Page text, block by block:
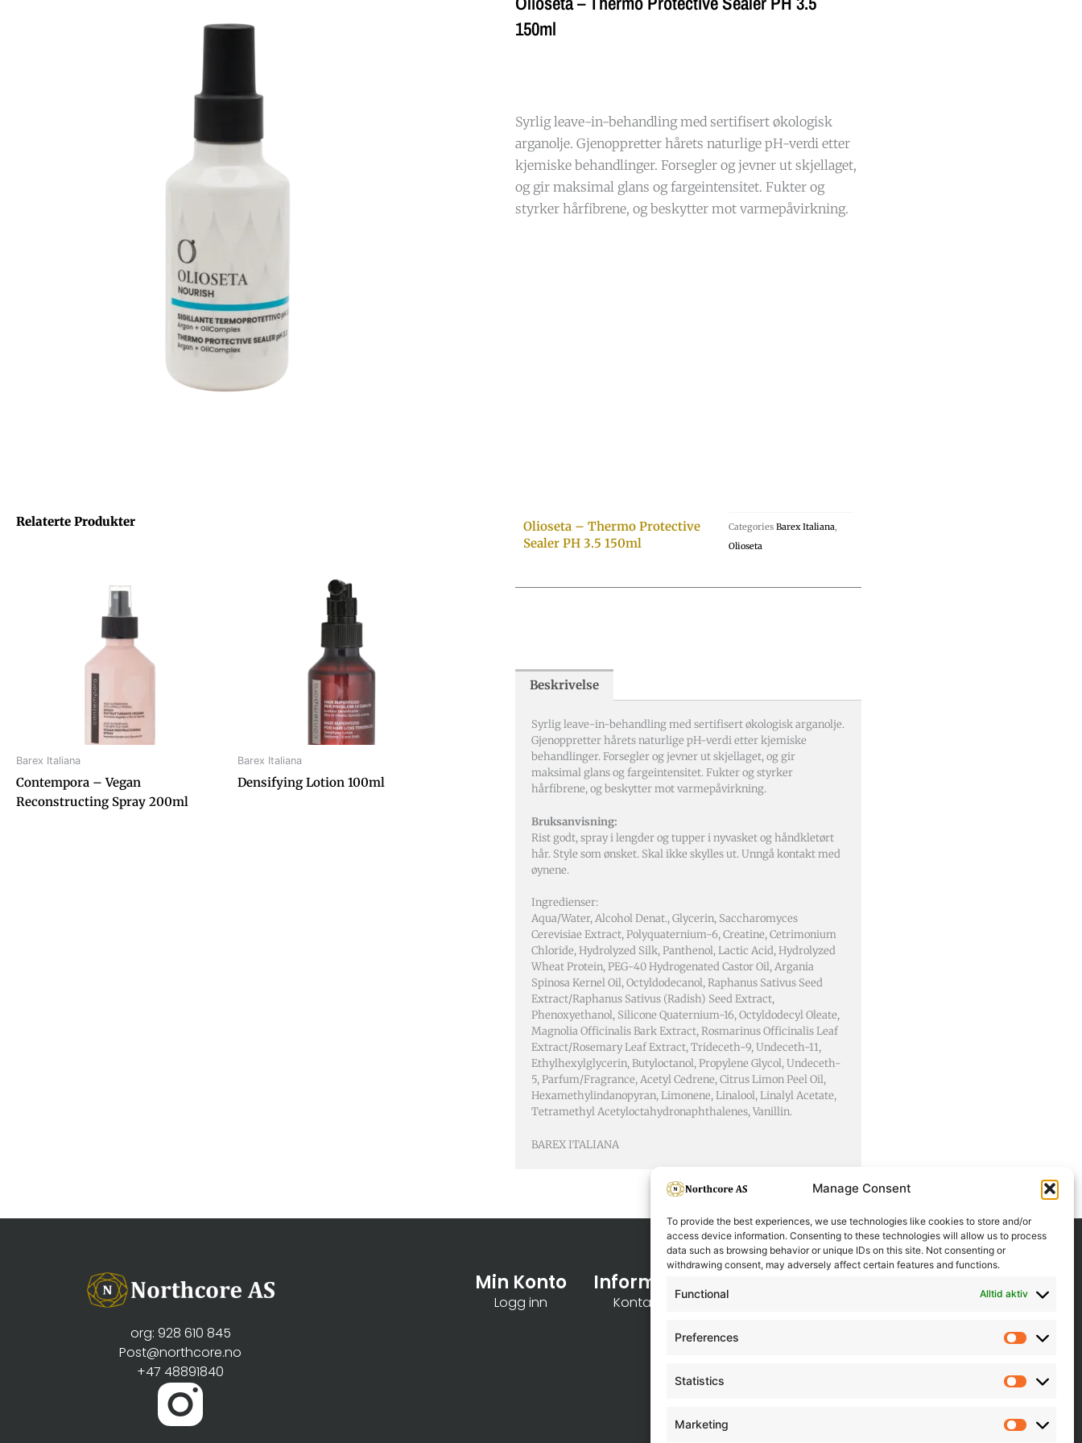
Manage Consent
To provide the best experiences, we use technologies like cookies to store and/or
access device information. Consenting to these technologies will allow us to process
data such as browsing behavior or unique IDs on this site. Not consenting or
withdrawing consent, may adversely affect certain features and functions.
Functional Alltid aktiv
Preferences
Statistics
Statistics
Marketing
150ml
Syrlig leave-in-behandling med sertifisert økologisk
arganolje. Gjenoppretter hårets naturlige pH-verdi etter
kjemiske behandlinger. Forsegler og jevner ut skjellaget,
og gir maksimal glans og fargeintensitet. Fukter og
styrker hårfibrene, og beskytter mot varmepåvirkning.
Relaterte Produkter
Barex Italiana
Contempora – Vegan
Reconstructing Spray 200ml
Barex Italiana
Densifying Lotion 100ml
Olioseta – Thermo Protective
Sealer PH 3.5 150ml
Categories Barex Italiana,
Olioseta
Beskrivelse
Syrlig leave-in-behandling med sertifisert økologisk arganolje.
Gjenoppretter hårets naturlige pH-verdi etter kjemiske
behandlinger. Forsegler og jevner ut skjellaget, og gir
maksimal glans og fargeintensitet. Fukter og styrker
hårfibrene, og beskytter mot varmepåvirkning.
Bruksanvisning:
Rist godt, spray i lengder og tupper i nyvasket og håndkletørt
hår. Style som ønsket. Skal ikke skylles ut. Unngå kontakt med
øynene.
Ingredienser:
Aqua/Water, Alcohol Denat., Glycerin, Saccharomyces
Cerevisiae Extract, Polyquaternium-6, Creatine, Cetrimonium
Chloride, Hydrolyzed Silk, Panthenol, Lactic Acid, Hydrolyzed
Wheat Protein, PEG-40 Hydrogenated Castor Oil, Argania
Spinosa Kernel Oil, Octyldodecanol, Raphanus Sativus Seed
Extract/Raphanus Sativus (Radish) Seed Extract,
Phenoxyethanol, Silicone Quaternium-16, Octyldodecyl Oleate,
Magnolia Officinalis Bark Extract, Rosmarinus Officinalis Leaf
Extract/Rosemary Leaf Extract, Trideceth-9, Undeceth-11,
Ethylhexylglycerin, Butyloctanol, Propylene Glycol, Undeceth-
5, Parfum/Fragrance, Acetyl Cedrene, Citrus Limon Peel Oil,
Hexamethylindanopyran, Limonene, Linalool, Linalyl Acetate,
Tetramethyl Acetyloctahydronaphthalenes, Vanillin.
BAREX ITALIANA
org: 928 610 845
Post@northcore.no
+47 48891840
Min Konto
Logg inn
Informasjon
Kontakt oss